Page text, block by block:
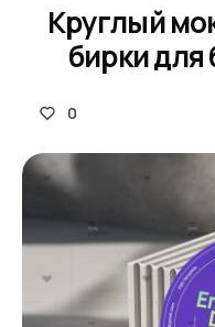
Круглый
бирки
0